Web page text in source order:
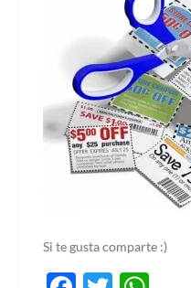
Si te gusta comparte :)